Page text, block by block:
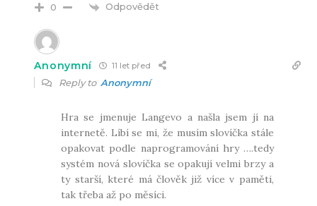
0 Odpovědět
Anonymní 11 let před
Reply to Anonymní
Hra se jmenuje Langevo a našla jsem jí na
internetě. Líbí se mi, že musím slovíčka stále
opakovat podle naprogramování hry ….tedy
systém nová slovíčka se opakují velmi brzy a
ty starší, které má člověk již více v paměti,
tak třeba až po měsíci.